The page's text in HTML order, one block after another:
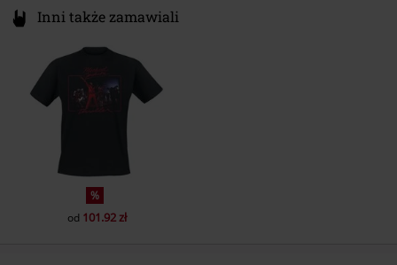
Inni także zamawiali
%
od 101.92 zł